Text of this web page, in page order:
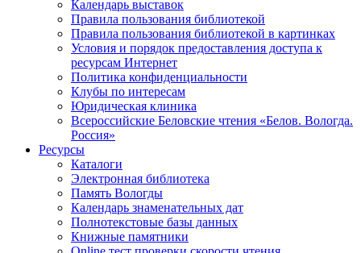
Календарь выставок
Правила пользования библиотекой
Правила пользования библиотекой в картинках
Условия и порядок предоставления доступа к
ресурсам Интернет
Политика конфиденциальности
Клубы по интересам
Юридическая клиника
Всероссийские Беловские чтения «Белов. Вологда.
Россия»
Ресурсы
Каталоги
Электронная библиотека
Память Вологды
Календарь знаменательных дат
Полнотекстовые базы данных
Книжные памятники